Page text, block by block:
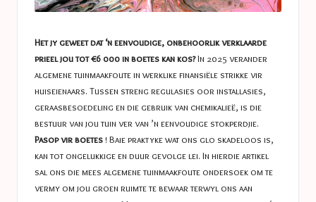
Het jy geweet dat ‘n eenvoudige, onbehoorlik verklaarde
prieel jou tot €6 000 in boetes kan kos?In 2025 verander
algemene tuinmaakfoute in werklike finansiële strikke vir
huiseienaars. Tussen streng regulasies oor installasies,
geraasbesoedeling en die gebruik van chemikalieë, is die
bestuur van jou tuin ver van ’n eenvoudige stokperdjie.
Pasop vir boetes! Baie praktyke wat ons glo skadeloos is,
kan tot ongelukkige en duur gevolge lei. In hierdie artikel
sal ons die mees algemene tuinmaakfoute ondersoek om te
vermy om jou groen ruimte te bewaar terwyl ons aan